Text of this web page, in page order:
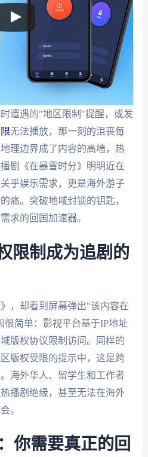
遭遇的"地区限制"提醒，或发
无法播放，那一刻的沮丧每
理边界成了内容的高墙，热
剧《在暴雪时分》明明近在
乎娱乐需求，更是海外游子
痛。突破地域封锁的钥匙，
求的回国加速器。
限制成为追剧的
，却看到屏幕弹出"该内容在
简单：影视平台基于IP地址
版权协议限制访问。同样的
版权受限的提示中，这是跨
海外华人、留学生和工作者
播剧绝缘，甚至无法在海外
。
你需要真正的回